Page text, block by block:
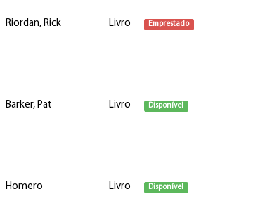
Riordan, Rick Livro Emprestado
Barker, Pat Livro Disponível
Homero Livro Disponível